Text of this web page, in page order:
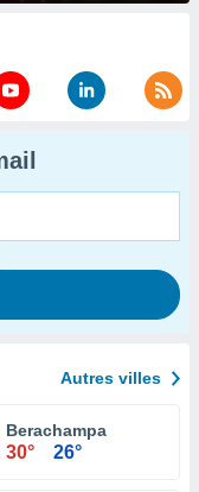
Autres villes
Berachampa
30° 26°